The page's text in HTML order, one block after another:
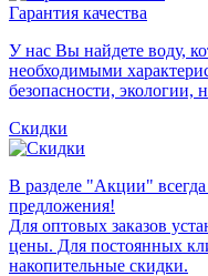
Гарантия качества
У нас Вы найдете воду,
необходимыми
безопасности, экологии,
Скидки
В разделе "Акции"
предложения!
Для оптовых заказов
цены. Для постоянных
накопительные скидки.